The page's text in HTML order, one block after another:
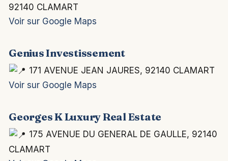
92140 CLAMART
Voir sur Google Maps
Genius Investissement
171 AVENUE JEAN JAURES, 92140 CLAMART
Voir sur Google Maps
Georges K Luxury Real Estate
175 AVENUE DU GENERAL DE GAULLE, 92140
CLAMART